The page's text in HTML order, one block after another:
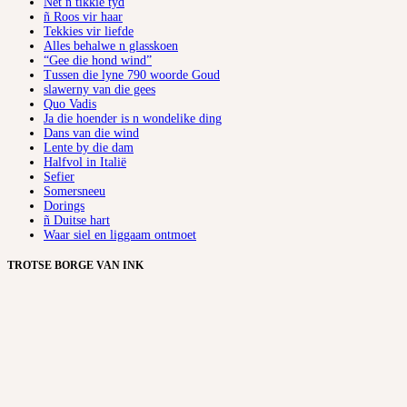
ñ Roos vir haar
Tekkies vir liefde
Alles behalwe n glasskoen
“Gee die hond wind”
Tussen die lyne 790 woorde Goud
slawerny van die gees
Quo Vadis
Ja die hoender is n wondelike ding
Dans van die wind
Lente by die dam
Halfvol in Italië
Sefier
Somersneeu
Dorings
ñ Duitse hart
Waar siel en liggaam ontmoet
TROTSE BORGE VAN INK